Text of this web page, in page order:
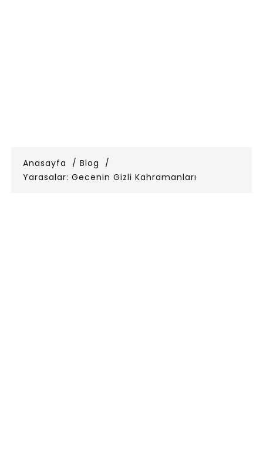
Anasayfa
Blog
Yarasalar: Gecenin Gizli Kahramanları